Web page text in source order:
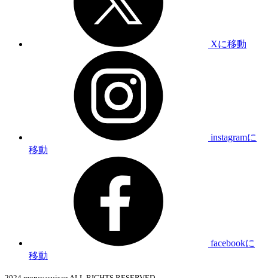
Xに移動
instagramに
移動
facebookに
移動